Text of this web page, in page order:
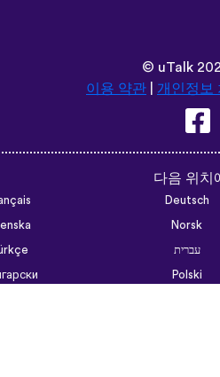
다음 위
Deutsch
Norsk
עברית
Polski
Việt 한국어
Монгол